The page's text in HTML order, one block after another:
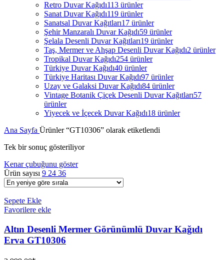
Retro Duvar Kağıdı113 ürünler
Sanat Duvar Kağıdı119 ürünler
Sanatsal Duvar Kağıtları17 ürünler
Şehir Manzaralı Duvar Kağıdı59 ürünler
Şelala Desenli Duvar Kağıtları19 ürünler
Taş, Mermer ve Ahşap Desenli Duvar Kağıdı2 ürünler
Tropikal Duvar Kağıdı254 ürünler
Türkiye Duvar Kağıdı40 ürünler
Türkiye Haritası Duvar Kağıdı97 ürünler
Uzay ve Galaksi Duvar Kağıdı84 ürünler
Vintage Botanik Çiçek Desenli Duvar Kağıtları57
ürünler
Yiyecek ve İçecek Duvar Kağıdı18 ürünler
Ana Sayfa Ürünler “GT10306” olarak etiketlendi
Tek bir sonuç gösteriliyor
Kenar çubuğunu göster
Ürün sayısı 9 24 36
Sepete Ekle
Favorilere ekle
Altın Desenli Mermer Görünümlü Duvar Kağıdı
Erva GT10306